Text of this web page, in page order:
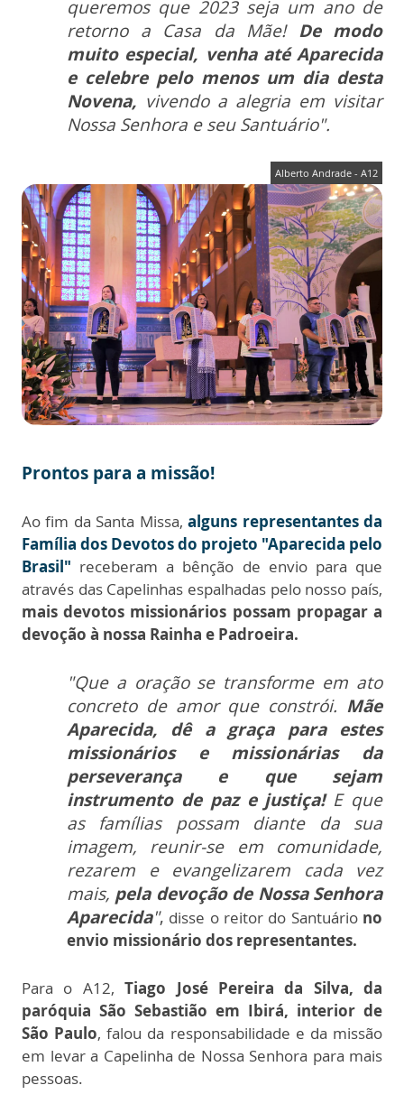
queremos que 2023 seja um ano de
retorno a Casa da Mãe! De modo
muito especial, venha até Aparecida
e celebre pelo menos um dia desta
Novena, vivendo a alegria em visitar
Nossa Senhora e seu Santuário".
Alberto Andrade - A12
Prontos para a missão!
Ao fim da Santa Missa,alguns representantes da
Família dos Devotos do projeto "Aparecida pelo
Brasil" receberam a bênção de envio para que
através das Capelinhas espalhadas pelo nosso país,
mais devotos missionários possam propagar a
devoção à nossa Rainha e Padroeira.
"Que a oração se transforme em ato
concreto de amor que constrói. Mãe
Aparecida, dê a graça para estes
missionários e missionárias da
perseverança e que sejam
instrumento de paz e justiça! E que
as famílias possam diante da sua
imagem, reunir-se em comunidade,
rezarem e evangelizarem cada vez
mais, pela devoção de Nossa Senhora
Aparecida", disse o reitor do Santuário no
envio missionário dos representantes.
Para o A12,Tiago José Pereira da Silva, da
paróquia São Sebastião em Ibirá, interior de
São Paulo, falou da responsabilidade e da missão
em levar a Capelinha de Nossa Senhora para mais
pessoas.